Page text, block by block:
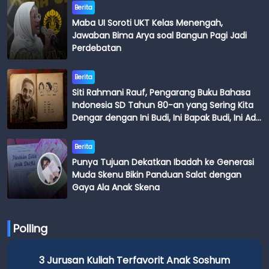
Berita
Maba UI Soroti UKT Kelas Menengah,
Jawaban Bima Arya soal Bangun Pagi Jadi
Perdebatan
Berita
Siti Rahmani Rauf, Pengarang Buku Bahasa
Indonesia SD Tahun 80-an yang Sering Kita
Dengar dengan Ini Budi, Ini Bapak Budi, Ini Adik
Berita
Punya Tujuan Dekatkan Ibadah ke Generasi
Muda Skenu Bikin Panduan Salat dengan
Gaya Ala Anak Skena
Polling
Kuliah Terfavorit Anak Soshum 3 Jurusan